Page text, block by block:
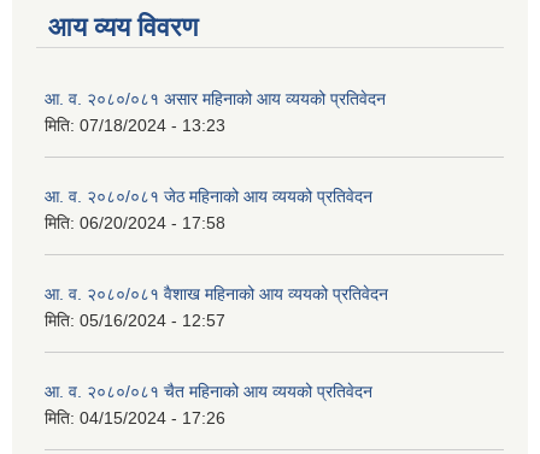
आय व्यय विवरण
आ. व. २०८०/०८१ असार महिनाको आय व्ययको प्रतिवेदन
मिति: 07/18/2024 - 13:23
आ. व. २०८०/०८१ जेठ महिनाको आय व्ययको प्रतिवेदन
मिति: 06/20/2024 - 17:58
आ. व. २०८०/०८१ वैशाख महिनाको आय व्ययको प्रतिवेदन
मिति: 05/16/2024 - 12:57
आ. व. २०८०/०८१ चैत महिनाको आय व्ययको प्रतिवेदन
मिति: 04/15/2024 - 17:26